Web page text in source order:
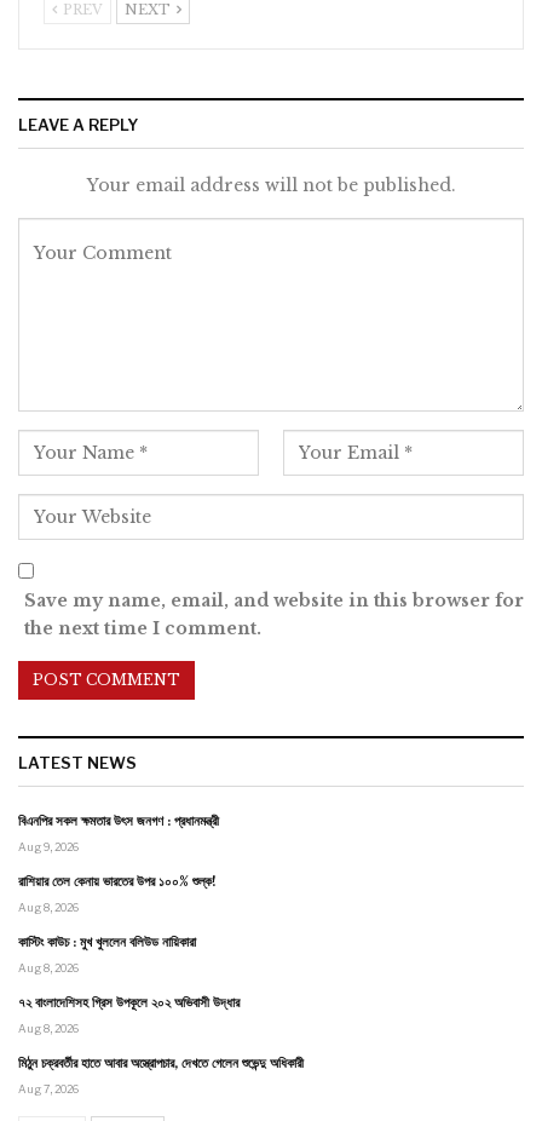
PREV NEXT
LEAVE A REPLY
Your email address will not be published.
Save my name, email, and website in this browser for
the next time I comment.
LATEST NEWS
বিএনপির সকল ক্ষমতার উৎস জনগণ : প্রধানমন্ত্রী
Aug 9, 2026
রাশিয়ার তেল কেনায় ভারতের উপর ১০০% শুল্ক!
Aug 8, 2026
কাস্টিং কাউচ : মুখ খুললেন বলিউড নায়িকারা
Aug 8, 2026
৭২ বাংলাদেশিসহ গ্রিস উপকূলে ২০২ অভিবাসী উদ্ধার
Aug 8, 2026
মিঠুন চক্রবর্তীর হাতে আবার অস্ত্রোপচার, দেখতে গেলেন শুভেন্দু অধিকারী
Aug 7, 2026